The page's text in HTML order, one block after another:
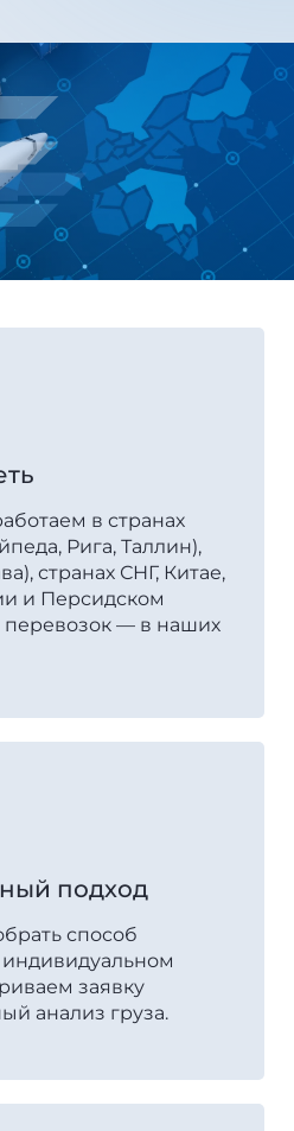
в странах
Рига, Таллин),
странах СНГ, Китае,
и Персидском
перевозок — в наших
подход
способ
индивидуальном
заявку
анализ груза.